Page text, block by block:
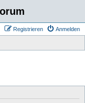
Anmelden
Registrieren